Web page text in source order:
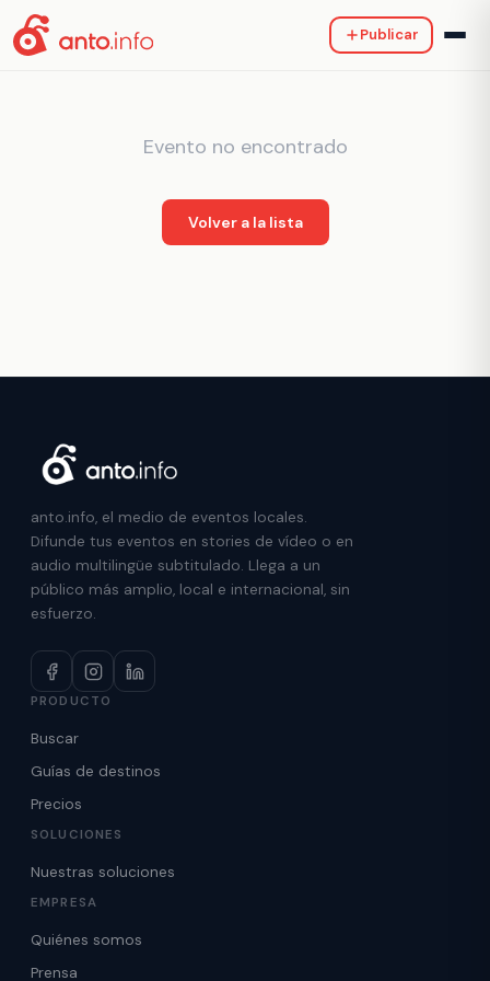
Publicar
Evento no encontrado
Volver a la lista
anto.info, el medio de eventos locales.
Difunde tus eventos en stories de vídeo o en
audio multilingüe subtitulado. Llega a un
público más amplio, local e internacional, sin
esfuerzo.
PRODUCTO
Buscar
Guías de destinos
Precios
SOLUCIONES
Nuestras soluciones
EMPRESA
Quiénes somos
Prensa